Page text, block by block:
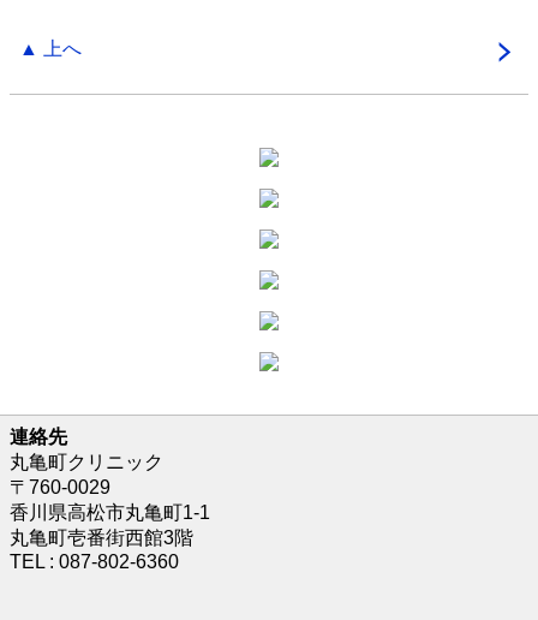
▲ 上へ
連絡先
丸亀町クリニック
〒760-0029
香川県高松市丸亀町1-1
丸亀町壱番街西館3階
TEL : 087-802-6360